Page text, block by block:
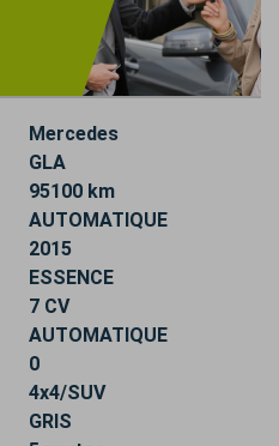
Mercedes
GLA
95100 km
AUTOMATIQUE
2015
ESSENCE
7 CV
AUTOMATIQUE
0
4x4/SUV
GRIS